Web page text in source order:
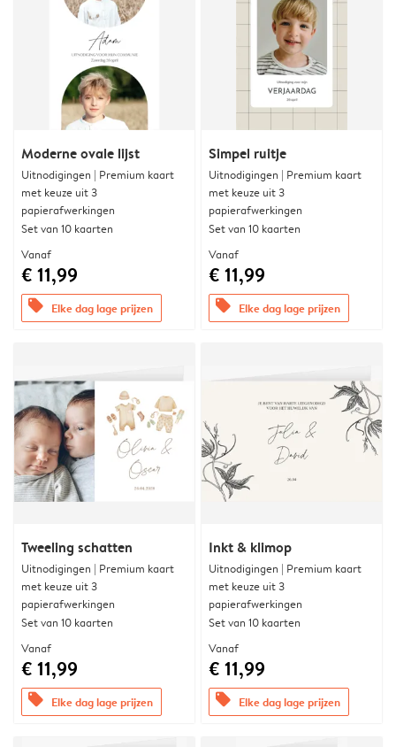
Moderne ovale lijst
Uitnodigingen | Premium kaart
met keuze uit 3
papierafwerkingen
Set van 10 kaarten
Vanaf
€ 11,99
offers Elke dag lage prijzen
Simpel ruitje
Uitnodigingen | Premium kaart
met keuze uit 3
papierafwerkingen
Set van 10 kaarten
Vanaf
€ 11,99
offers Elke dag lage prijzen
Tweeling schatten
Uitnodigingen | Premium kaart
met keuze uit 3
papierafwerkingen
Set van 10 kaarten
Vanaf
€ 11,99
offers Elke dag lage prijzen
Inkt & klimop
Uitnodigingen | Premium kaart
met keuze uit 3
papierafwerkingen
Set van 10 kaarten
Vanaf
€ 11,99
offers Elke dag lage prijzen